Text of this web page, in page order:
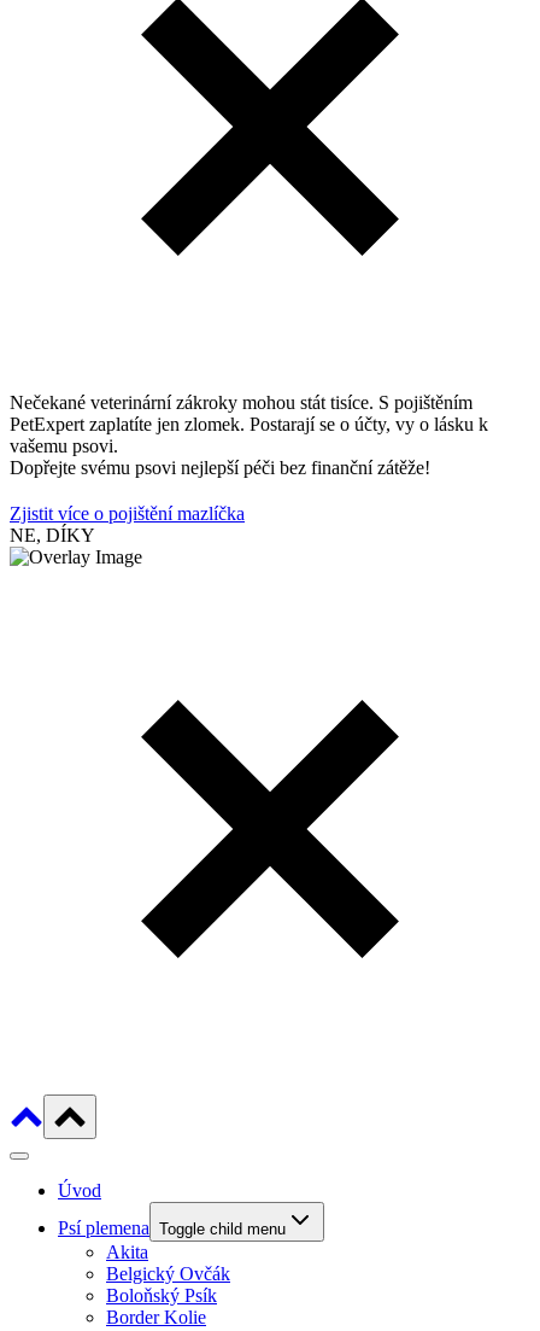
Nečekané veterinární zákroky mohou stát tisíce. S pojištěním
PetExpert zaplatíte jen zlomek. Postarají se o účty, vy o lásku k
vašemu psovi.
Dopřejte svému psovi nejlepší péči bez finanční zátěže!
Zjistit více o pojištění mazlíčka
NE, DÍKY
Úvod
Psí plemena Toggle child menu
Akita
Belgický Ovčák
Boloňský Psík
Border Kolie